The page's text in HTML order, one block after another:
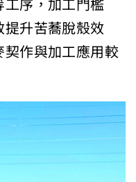
升苦蕎脫殼效
作與加工應用較